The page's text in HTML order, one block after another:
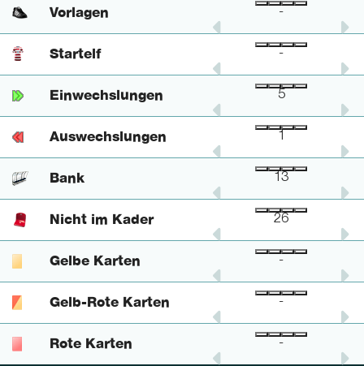
Vorlagen
- -
Startelf
- -
Einwechslungen
- 5
Auswechslungen
- 1
Bank
3 13
Nicht im Kader
5 26
Gelbe Karten
- -
Gelb-Rote Karten
- -
Rote Karten
- -